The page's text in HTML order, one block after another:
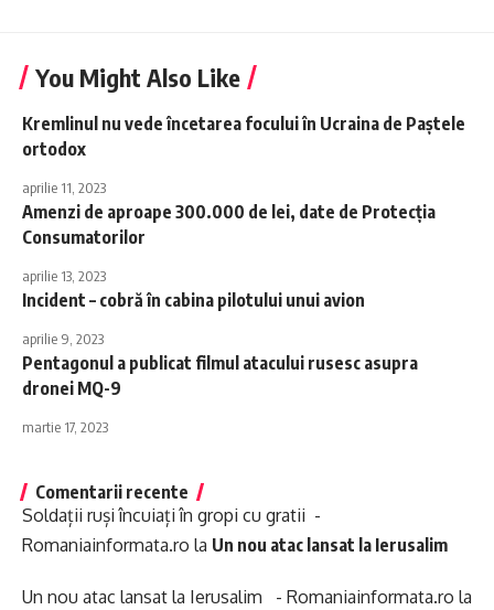
You Might Also Like
Kremlinul nu vede încetarea focului în Ucraina de Paştele
ortodox
aprilie 11, 2023
Amenzi de aproape 300.000 de lei, date de Protecţia
Consumatorilor
aprilie 13, 2023
Incident – cobră în cabina pilotului unui avion
aprilie 9, 2023
Pentagonul a publicat filmul atacului rusesc asupra
dronei MQ-9
martie 17, 2023
Comentarii recente
Soldații ruși încuiați în gropi cu gratii -
Romaniainformata.ro la Un nou atac lansat la Ierusalim
Un nou atac lansat la Ierusalim - Romaniainformata.ro la